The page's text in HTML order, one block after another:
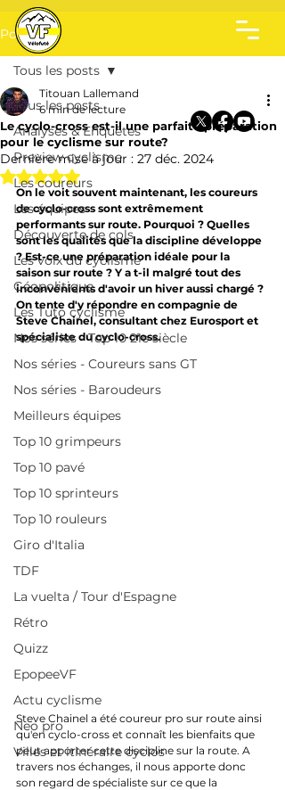
Post
Tous les posts
Analyses & Enquêtes
Preview cyclisme
Les coureurs
Les équipes
Découverte de cols
Les voix du cyclisme
Géopolitique
Les Tuto cyclisme
Nos séries - Top 10 21e siècle
Nos séries - Coureurs sans GT
Nos séries - Baroudeurs
Meilleurs équipes
Top 10 grimpeurs
Top 10 pavé
Top 10 sprinteurs
Top 10 rouleurs
Giro d'Italia
TDF
La vuelta / Tour d'Espagne
Rétro
Quizz
EpopeeVF
Actu cyclisme
Neo pro
Villes et itinéraire cyclos
Tous les posts
Le cyclo-cross est-il une parfaite préparation
pour le cyclisme sur route?
Titouan Lallemand
6 min de lecture
Dernière mise à jour : 27 déc. 2024
Noté NaN étoiles sur 5.
On le voit souvent maintenant, les coureurs
de cyclo-cross sont extrêmement
performants sur route. Pourquoi ? Quelles
sont les qualités que la discipline développe
? Est-ce une préparation idéale pour la
saison sur route ? Y a t-il malgré tout des
inconvénients d'avoir un hiver aussi chargé ?
On tente d'y répondre en compagnie de
Steve Chainel, consultant chez Eurosport et
spécialiste du cyclo-cross.
Steve Chainel a été coureur pro sur route ainsi
qu'en cyclo-cross et connaît les bienfaits que
peut apporter cette discipline sur la route. A
travers nos échanges, il nous apporte donc
son regard de spécialiste sur ce que la